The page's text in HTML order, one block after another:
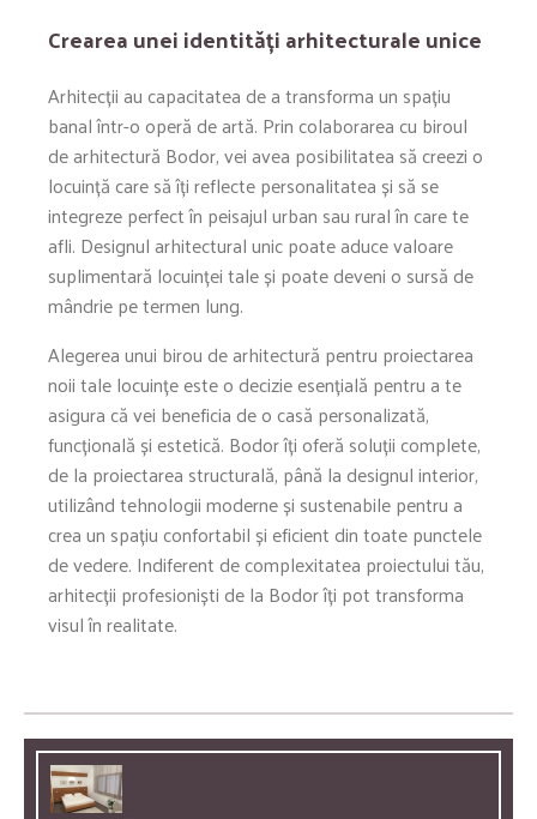
Crearea unei identități arhitecturale unice
Arhitecții au capacitatea de a transforma un spațiu
banal într-o operă de artă. Prin colaborarea cu biroul
de arhitectură Bodor, vei avea posibilitatea să creezi o
locuință care să îți reflecte personalitatea și să se
integreze perfect în peisajul urban sau rural în care te
afli. Designul arhitectural unic poate aduce valoare
suplimentară locuinței tale și poate deveni o sursă de
mândrie pe termen lung.
Alegerea unui birou de arhitectură pentru proiectarea
noii tale locuințe este o decizie esențială pentru a te
asigura că vei beneficia de o casă personalizată,
funcțională și estetică. Bodor îți oferă soluții complete,
de la proiectarea structurală, până la designul interior,
utilizând tehnologii moderne și sustenabile pentru a
crea un spațiu confortabil și eficient din toate punctele
de vedere. Indiferent de complexitatea proiectului tău,
arhitecții profesioniști de la Bodor îți pot transforma
visul în realitate.